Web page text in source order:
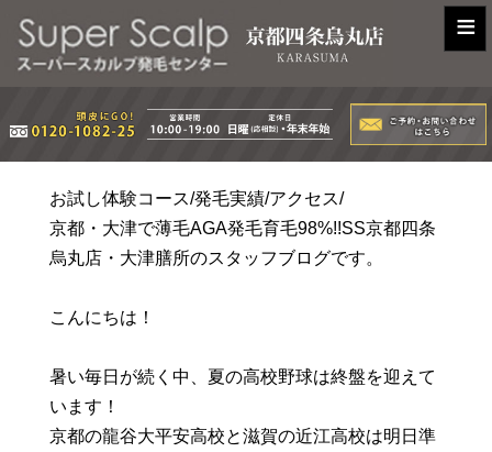
≡
お試し体験コース/発毛実績/アクセス/
京都・大津で薄毛AGA発毛育毛98%!!SS京都四条
烏丸店・大津膳所のスタッフブログです。
こんにちは！
暑い毎日が続く中、夏の高校野球は終盤を迎えて
います！
京都の龍谷大平安高校と滋賀の近江高校は明日準